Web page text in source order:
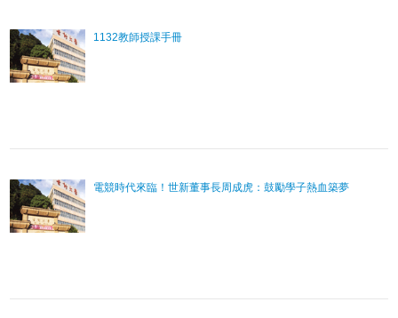
1132教師授課手冊
電競時代來臨！世新董事長周成虎：鼓勵學子熱血築夢